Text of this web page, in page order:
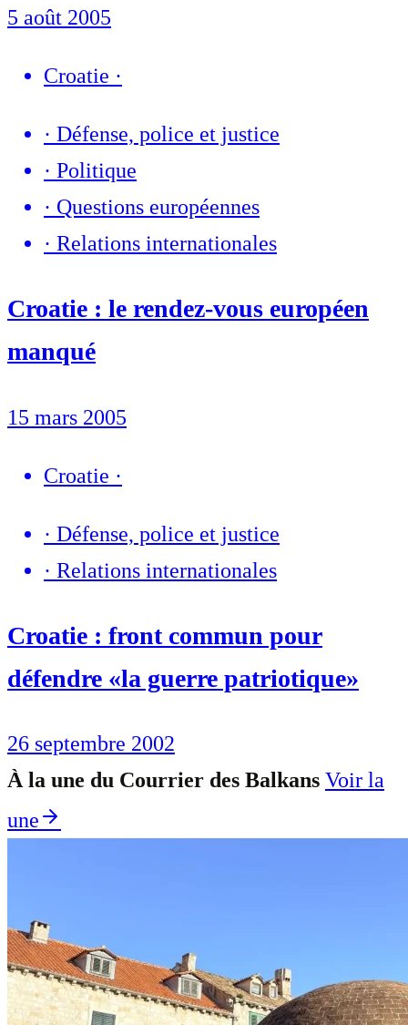
5 août 2005
Croatie ·
· Défense, police et justice
· Politique
· Questions européennes
· Relations internationales
Croatie : le rendez-vous européen
manqué
15 mars 2005
Croatie ·
· Défense, police et justice
· Relations internationales
Croatie : front commun pour
défendre «la guerre patriotique»
26 septembre 2002
À la une du Courrier des Balkans Voir la
une